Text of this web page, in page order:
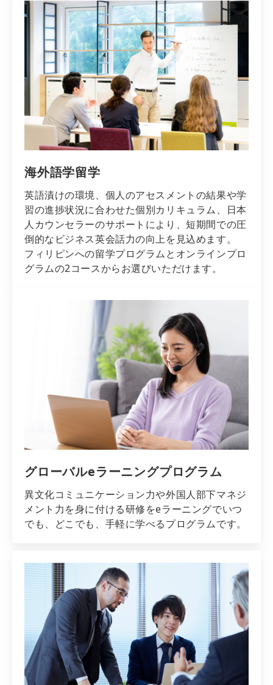
海外語学留学
英語漬けの環境、個人のアセスメントの結果や学
習の進捗状況に合わせた個別カリキュラム、日本
人カウンセラーのサポートにより、短期間での圧
倒的なビジネス英会話力の向上を見込めます。
フィリピンへの留学プログラムとオンラインプロ
グラムの2コースからお選びいただけます。
グローバルeラーニングプログラム
異文化コミュニケーション力や外国人部下マネジ
メント力を身に付ける研修をeラーニングでいつ
でも、どこでも、手軽に学べるプログラムです。